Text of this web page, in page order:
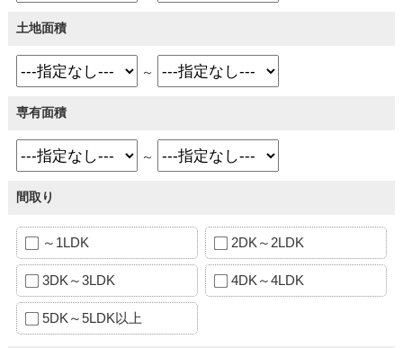
土地面積
～
専有面積
～
間取り
～1LDK 2DK～2LDK
3DK～3LDK 4DK～4LDK
5DK～5LDK以上